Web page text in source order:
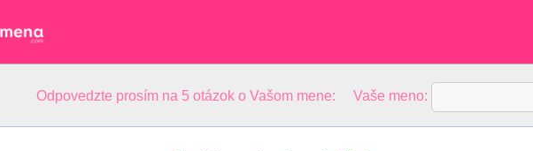
Odpovedzte prosím na 5 otázok o Vašom mene: Vaše meno: